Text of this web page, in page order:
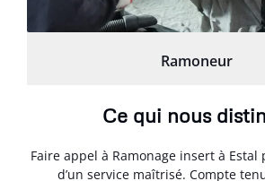
Ramoneur
Ce qui nous
Faire appel à Ramonage insert à
d’un service maîtrisé. Compte